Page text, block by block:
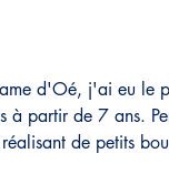
d'Oé, j'ai eu le
partir de 7 ans.
de petits